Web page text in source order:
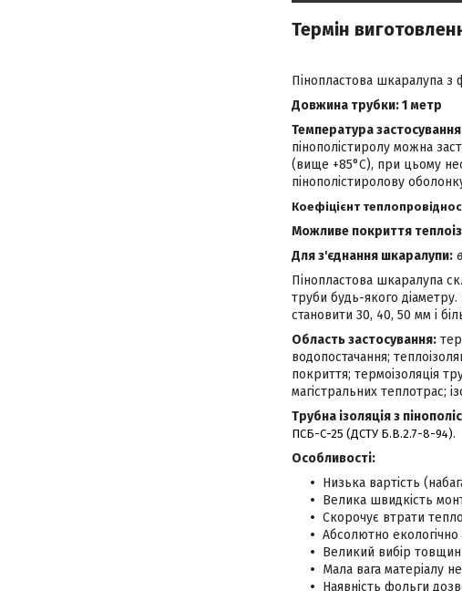
Термін
Пінопластова шкаралупа з
Довжина трубки:1 метр
Температура
пінополістиролу можна
(вище +85°С), при цьому
пінополістиролову
Коефіцієнт
Можливе покриття
Для з'єднання шкаралупи:
Пінопластова шкаралупа
труби будь-якого
становити 30, 40, 50 мм і
Область застосування:
водопостачання;
покриття; термоізоляція
магістральних теплотрас;
Трубна ізоляція з
ПСБ-С-25 (ДСТУ Б.В.2.7-8-94).
Особливості:
Низька вартість
Велика швидкість
Скорочує втрати
Абсолютно екологічно
Великий вибір
Мала вага матеріалу
Наявність фольги